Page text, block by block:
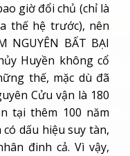
giờ đổi chủ (chỉ là
thế hệ trước), nên
NGUYÊN BẤT BẠI
Huyền không cổ
thế, mặc dù đã
Cửu vận là 180
tại thêm 100 năm
dấu hiệu suy tàn,
đinh cả. Vì vậy,